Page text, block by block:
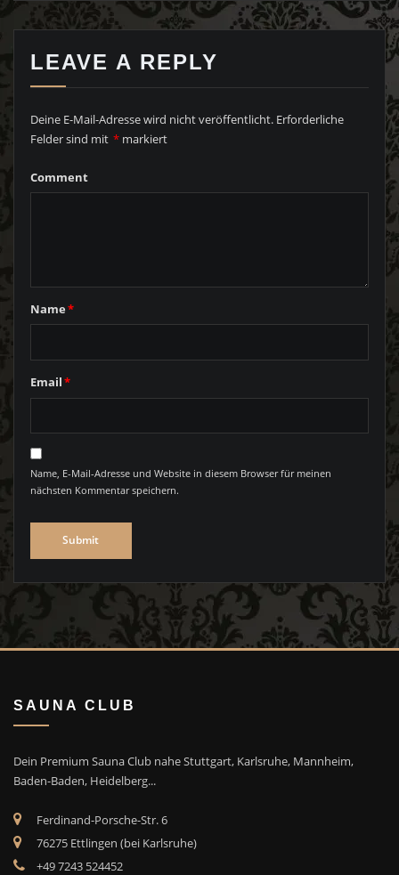
LEAVE A REPLY
Deine E-Mail-Adresse wird nicht veröffentlicht. Erforderliche
Felder sind mit * markiert
Comment
Name*
Email*
Name, E-Mail-Adresse und Website in diesem Browser für meinen
nächsten Kommentar speichern.
SAUNA CLUB
Dein Premium Sauna Club nahe Stuttgart, Karlsruhe, Mannheim,
Baden-Baden, Heidelberg...
Ferdinand-Porsche-Str. 6
76275 Ettlingen (bei Karlsruhe)
+49 7243 524452